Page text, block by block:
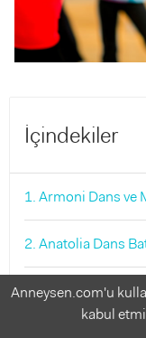
İçindekiler
1. Armoni Dans ve
2. Anatolia Dans
3. The Dance
Anneysen.com'u
kabul